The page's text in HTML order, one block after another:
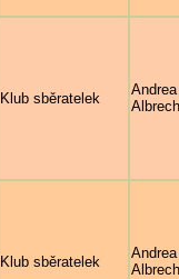
Klub sběratelek
Andrea
Klub sběratelek
Andrea